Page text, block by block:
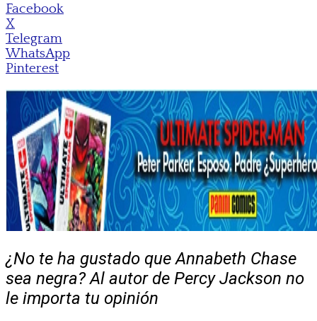
Facebook
X
Telegram
WhatsApp
Pinterest
¿No te ha gustado que Annabeth Chase
sea negra? Al autor de Percy Jackson no
le importa tu opinión